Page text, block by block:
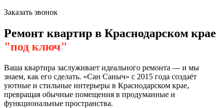
Заказать звонок
Ремонт квартир в Краснодарском крае
"под ключ"
Ваша квартира заслуживает идеального ремонта — и мы
знаем, как его сделать. «Сан Саныч» с 2015 года создаёт
уютные и стильные интерьеры в Краснодарском крае,
превращая обычные помещения в продуманные и
функциональные пространства.